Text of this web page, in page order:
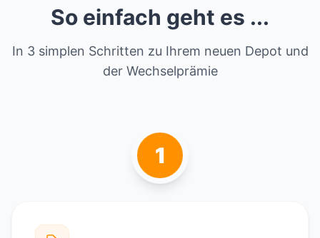
So einfach geht es ...
In 3 simplen Schritten zu Ihrem neuen Depot und
der Wechselprämie
1